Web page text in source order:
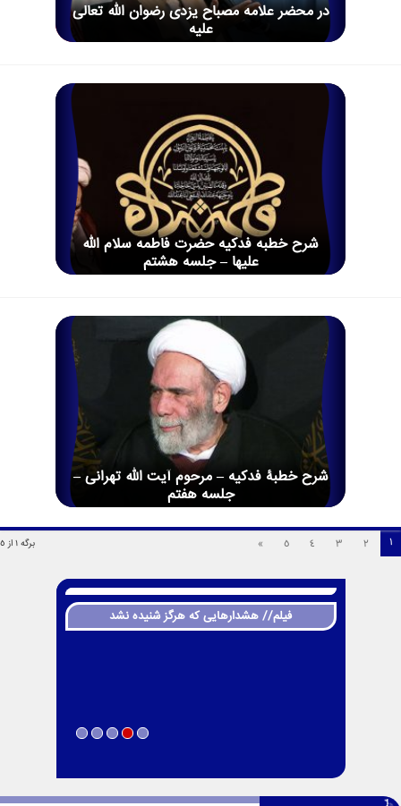
در محضر علامه مصباح یزدی رضوان الله تعالی
علیه
شرح خطبه فدکیه حضرت فاطمه سلام الله
علیها – جلسه هشتم
شرح خطبۀ فدکیه – مرحوم آیت الله تهرانی –
جلسه هفتم
برگه 1 از 5 1
2
3
4
5
»
فیلم// هشدارهایی که هرگز شنیده نشد